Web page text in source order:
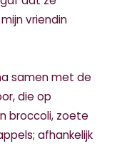
vriendin
samen met de
die op
broccoli, zoete
afhankelijk